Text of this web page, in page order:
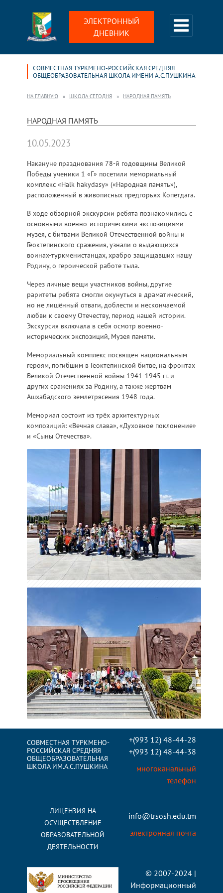
ЭЛЕКТРОННЫЙ
ДНЕВНИК
СОВМЕСТНАЯ ТУРКМЕНО-РОССИЙСКАЯ СРЕДНЯЯ
ОБЩЕОБРАЗОВАТЕЛЬНАЯ ШКОЛА ИМЕНИ А.С.ПУШКИНА
НА ГЛАВНУЮ ШКОЛА СЕГОДНЯ НАРОДНАЯ ПАМЯТЬ
НАРОДНАЯ ПАМЯТЬ
10.05.2023
Накануне празднования 78-й годовщины Великой
Победы ученики 1 «Г» посетили мемориальный
комплекс «Halk hakydasy» («Народная память»),
расположенный в живописных предгорьях Копетдага.
В ходе обзорной экскурсии ребята познакомились с
основными военно-историческими экспозициями
музея, с битвами Великой Отечественной войны и
Геоктепинского сражения, узнали о выдающихся
воинах-туркменистанцах, храбро защищавших нашу
Родину, о героической работе тыла.
Через личные вещи участников войны, другие
раритеты ребята смогли окунуться в драматический,
но не лишённый отваги, доблести и нескончаемой
любви к своему Отечеству, период нашей истории.
Экскурсия включала в себя осмотр военно-
исторических экспозиций, Музея памяти.
Мемориальный комплекс посвящен национальным
героям, погибшим в Геоктепинской битве, на фронтах
Великой Отечественной войны 1941-1945 гг. и
других сражениях за Родину, а также жертвам
Ашхабадского землетрясения 1948 года.
Мемориал состоит из трёх архитектурных
композиций: «Вечная слава», «Духовное поклонение»
и «Сыны Отечества».
СОВМЕСТНАЯ ТУРКМЕНО-
РОССИЙСКАЯ СРЕДНЯЯ
ОБЩЕОБРАЗОВАТЕЛЬНАЯ
ШКОЛА ИМ.А.С.ПУШКИНА
ЛИЦЕНЗИЯ НА
ОСУЩЕСТВЛЕНИЕ
ОБРАЗОВАТЕЛЬНОЙ
ДЕЯТЕЛЬНОСТИ
+(993 12) 48-44-28
+(993 12) 48-44-38
многоканальный
телефон
info@trsosh.edu.tm
электронная почта
© 2007-2024 |
Информационный